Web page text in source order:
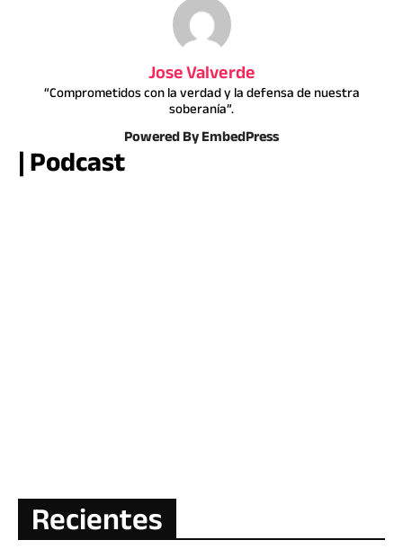
Powered By EmbedPress
Jose Valverde
“Comprometidos con la verdad y la defensa de nuestra
soberanía”.
| Podcast
Recientes